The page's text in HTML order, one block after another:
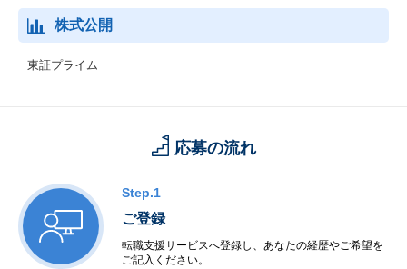
株式公開
東証プライム
応募の流れ
Step.1
ご登録
転職支援サービスへ登録し、あなたの経歴やご希望を
ご記入ください。